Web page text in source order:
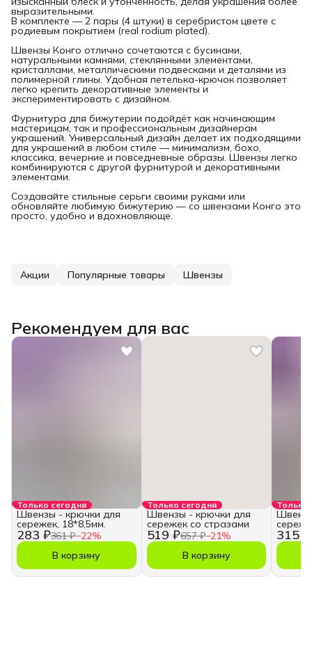
выразительными.
В комплекте — 2 пары (4 штуки) в серебристом цвете с
родиевым покрытием (real rodium plated).
Швензы Конго отлично сочетаются с бусинами,
натуральными камнями, стеклянными элементами,
кристаллами, металлическими подвесками и деталями из
полимерной глины. Удобная петелька-крючок позволяет
легко крепить декоративные элементы и
экспериментировать с дизайном.
Фурнитура для бижутерии подойдёт как начинающим
мастерицам, так и профессиональным дизайнерам
украшений. Универсальный дизайн делает их подходящими
для украшений в любом стиле — минимализм, бохо,
классика, вечерние и повседневные образы. Швензы легко
комбинируются с другой фурнитурой и декоративными
элементами.
Создавайте стильные серьги своими руками или
обновляйте любимую бижутерию — со швензами Конго это
просто, удобно и вдохновляюще.
Акции Популярные товары Швензы
Рекомендуем для вас
Только сегодня
283 ₽361 ₽−22%
Швензы - крючки для
сережек, 18*8,5мм.
В корзину
Только сегодня
519 ₽657 ₽−21%
Швензы - крючки для
сережек со стразами
В корзину
Только
315 ₽